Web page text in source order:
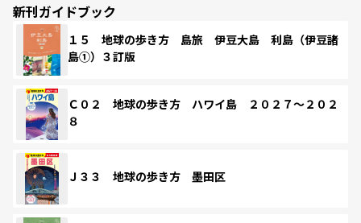
新刊ガイドブック
１５ 地球の歩き方 島旅 伊豆大島 利島（伊豆諸
島①）３訂版
Ｃ０２ 地球の歩き方 ハワイ島 ２０２７～２０２
８
Ｊ３３ 地球の歩き方 墨田区